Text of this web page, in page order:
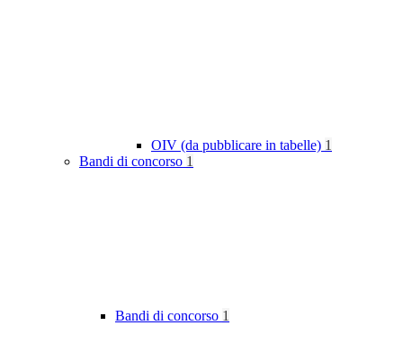
OIV (da pubblicare in tabelle) 1
Bandi di concorso 1
Bandi di concorso 1